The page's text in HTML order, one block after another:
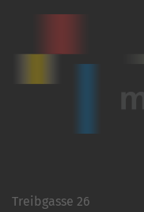
Treibgasse 26